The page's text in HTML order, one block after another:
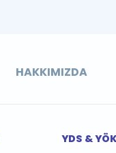
HAKKIMIZDA
YDS &